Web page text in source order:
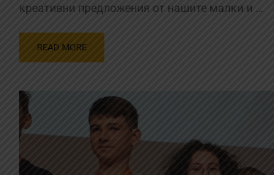
креативни предложения от нашите малки и …
READ MORE